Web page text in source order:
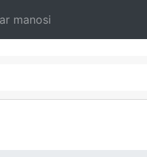
manosi